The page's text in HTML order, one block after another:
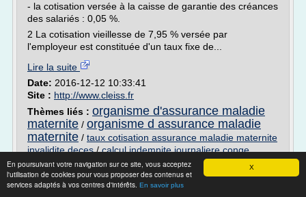
X
En poursuivant votre navigation sur ce site, vous acceptez
l'utilisation de cookies pour vous proposer des contenus et
services adaptés à vos centres d'intérêts. En savoir plus
- la cotisation versée à la caisse de garantie des créances
des salariés : 0,05 %.
2 La cotisation vieillesse de 7,95 % versée par
l'employeur est constituée d'un taux fixe de...
Lire la suite
Date: 2016-12-12 10:33:41
Site : http://www.cleiss.fr
Thèmes liés : organisme d'assurance maladie
maternite / organisme d assurance maladie
maternite / taux cotisation assurance maladie maternite
invalidite deces/calcul indemnite journaliere conge
maternite grossesse/taux assurance maladie maternite
invalidite deces